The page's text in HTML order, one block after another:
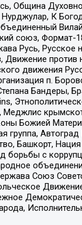
Община
К
союз,
Русь, Русское
против
движения
п.
Бандеры,
Божией
Башкорт,
борьбы с
Союз